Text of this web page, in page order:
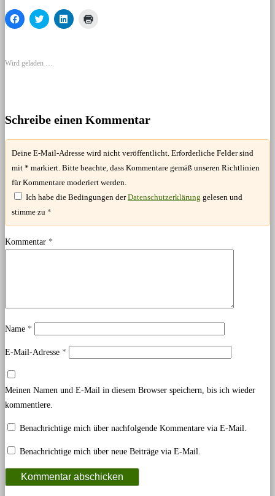
Klick,
um
(Wird
Klick,
um
(Wird
Klick,
um
Wird geladen …
Schreibe einen Kommentar
Deine E-Mail-Adresse wird nicht veröffentlicht. Erforderliche Felder sind
mit * markiert. Bitte beachte, dass Kommentare gemäß unseren Richtlinien
für Kommentare moderiert werden.
Ich habe die Bedingungen derDatenschutzerklärung gelesen und
stimme zu *
Kommentar *
Name *
E-Mail-Adresse *
Meinen Namen und E-Mail in diesem Browser speichern, bis ich wieder
kommentiere.
Benachrichtige mich über nachfolgende Kommentare via E-Mail.
Benachrichtige mich über neue Beiträge via E-Mail.